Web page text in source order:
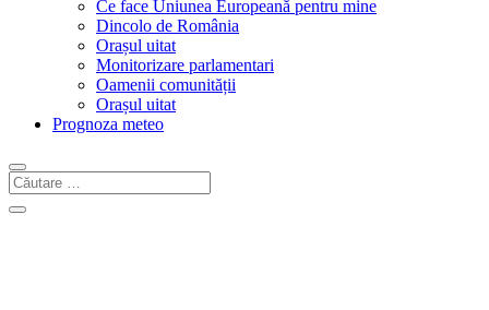
Ce face Uniunea Europeană pentru mine
Dincolo de România
Orașul uitat
Monitorizare parlamentari
Oamenii comunității
Orașul uitat
Prognoza meteo